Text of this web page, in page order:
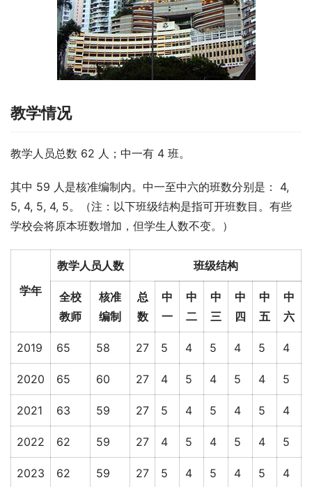
教学情况
教学人员总数 62 人；中一有 4 班。
其中 59 人是核准编制内。中一至中六的班数分别是： 4,
5, 4, 5, 4, 5。（注：以下班级结构是指可开班数目。有些
学校会将原本班数增加，但学生人数不变。）
学年
教学人员人数 班级结构
全校
教师
核准
编制
总
数
中
一
中
二
中
三
中
四
中
五
中
六
2019 65 58 27 5 4 5 4 5 4
2020 65 60 27 4 5 4 5 4 5
2021 63 59 27 5 4 5 4 5 4
2022 62 59 27 4 5 4 5 4 5
2023 62 59 27 5 4 5 4 5 4